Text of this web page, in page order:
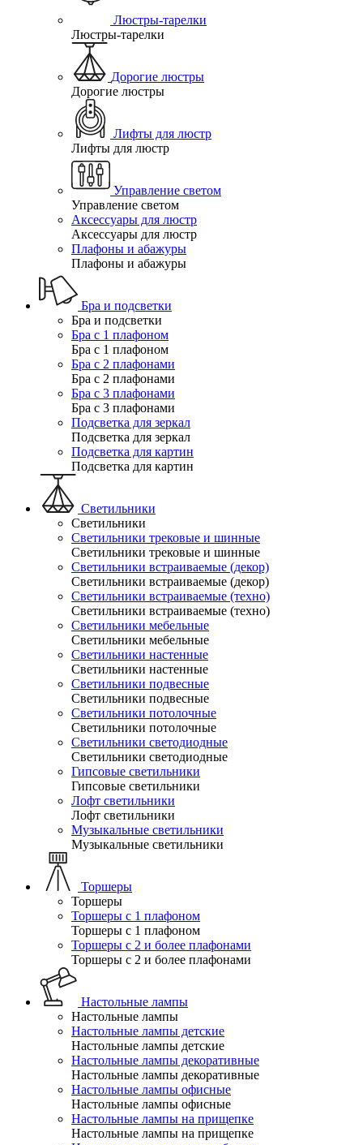
Люстры-тарелки
Люстры-тарелки
Дорогие люстры
Дорогие люстры
Лифты для люстр
Лифты для люстр
Управление светом
Управление светом
Аксессуары для люстр
Аксессуары для люстр
Плафоны и абажуры
Плафоны и абажуры
Бра и подсветки
Бра и подсветки
Бра с 1 плафоном
Бра с 1 плафоном
Бра с 2 плафонами
Бра с 2 плафонами
Бра с 3 плафонами
Бра с 3 плафонами
Подсветка для зеркал
Подсветка для зеркал
Подсветка для картин
Подсветка для картин
Светильники
Светильники
Светильники трековые и шинные
Светильники трековые и шинные
Светильники встраиваемые (декор)
Светильники встраиваемые (декор)
Светильники встраиваемые (техно)
Светильники встраиваемые (техно)
Светильники мебельные
Светильники мебельные
Светильники настенные
Светильники настенные
Светильники подвесные
Светильники подвесные
Светильники потолочные
Светильники потолочные
Светильники светодиодные
Светильники светодиодные
Гипсовые светильники
Гипсовые светильники
Лофт светильники
Лофт светильники
Музыкальные светильники
Музыкальные светильники
Торшеры
Торшеры
Торшеры с 1 плафоном
Торшеры с 1 плафоном
Торшеры с 2 и более плафонами
Торшеры с 2 и более плафонами
Настольные лампы
Настольные лампы
Настольные лампы детские
Настольные лампы детские
Настольные лампы декоративные
Настольные лампы декоративные
Настольные лампы офисные
Настольные лампы офисные
Настольные лампы на прищепке
Настольные лампы на прищепке